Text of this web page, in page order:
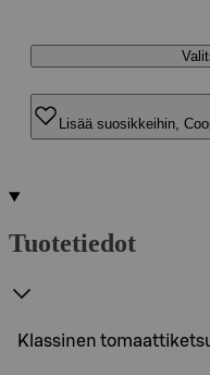
Lisää suosikkeihin,
Tuotetiedot
Klassinen